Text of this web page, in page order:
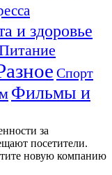
и здоровье
Спорт
Фильмы и
за
посетители.
новую компанию